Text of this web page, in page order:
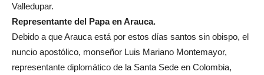
Valledupar.
Representante del Papa en Arauca.
Debido a que Arauca está por estos días santos sin obispo, el
nuncio apostólico, monseñor Luis Mariano Montemayor,
representante diplomático de la Santa Sede en Colombia,